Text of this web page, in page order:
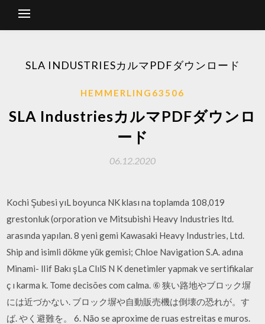
SLA INDUSTRIESカルマPDFダウンロード
HEMMERLING63506
SLA IndustriesカルマPDFダウンロ
ード
06.12.2020
Kochi Şubesi yıL boyunca NK klası na toplamda 108,019
grestonluk (orporation ve Mitsubishi Heavy Industries ltd.
arasında yapılan. 8 yeni gemi Kawasaki Heavy Industries, Ltd.
Ship and isimli dökme yük gemisi; Chloe Navigation S.A. adına
Minami- lIif Bakı şLa ClılS N K denetimler yapmak ve sertifikalar
ç ı karma k. Tome decisões com calma. ⑥ 狭い路地やブロック塀
には近づかない. ブロック塀や自動販売機は倒壊の恐れが。す
ば. やく避難を。 6. Não se aproxime de ruas estreitas e muros.